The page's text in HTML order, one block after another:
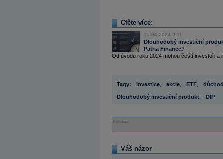
Čtěte více:
15.04.2024 9:11
Dlouhodobý investiční
Patria Finance?
Od úvodu roku 2024 mohou čeští investoři a
Tagy: investice akcie ETF důchod
Dlouhodobý investiční produkt DIP
Reklama
Váš názor